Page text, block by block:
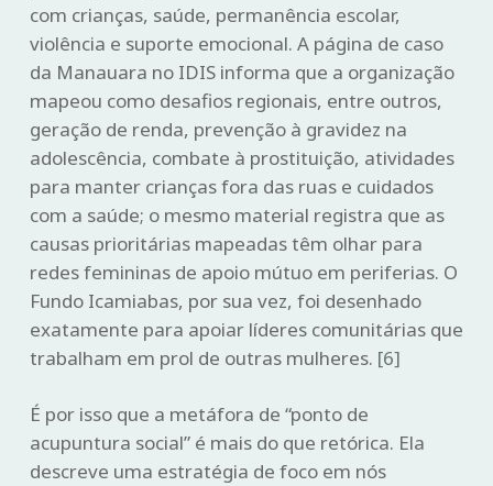
com crianças, saúde, permanência escolar,
violência e suporte emocional. A página de caso
da Manauara no IDIS informa que a organização
mapeou como desafios regionais, entre outros,
geração de renda, prevenção à gravidez na
adolescência, combate à prostituição, atividades
para manter crianças fora das ruas e cuidados
com a saúde; o mesmo material registra que as
causas prioritárias mapeadas têm olhar para
redes femininas de apoio mútuo em periferias. O
Fundo Icamiabas, por sua vez, foi desenhado
exatamente para apoiar líderes comunitárias que
trabalham em prol de outras mulheres. [6]
É por isso que a metáfora de “ponto de
acupuntura social” é mais do que retórica. Ela
descreve uma estratégia de foco em nós